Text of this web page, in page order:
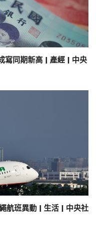
寫同期新高 | 產經 | 中央
航班異動 | 生活 | 中央社